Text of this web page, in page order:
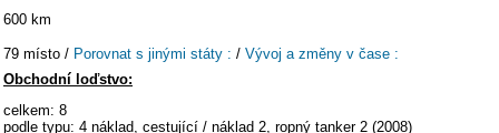
600 km
79 místo / Porovnat s jinými státy : / Vývoj a změny v čase :
Obchodní loďstvo:
celkem: 8
podle typu: 4 náklad, cestující / náklad 2, ropný tanker 2 (2008)